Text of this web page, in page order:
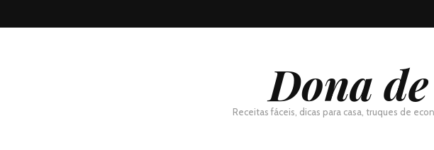
Dona
Receitas fáceis, dicas para casa, truques de